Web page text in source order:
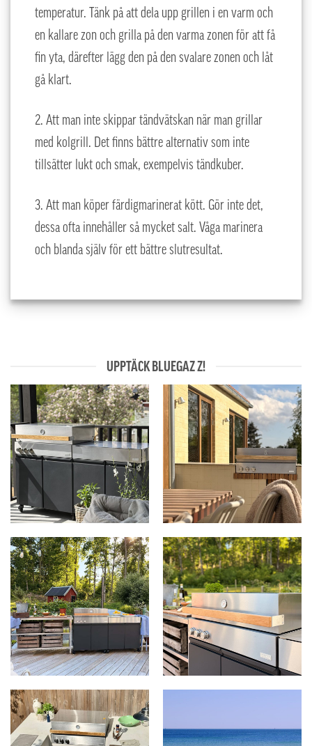
temperatur. Tänk på att dela upp grillen i en varm och
en kallare zon och grilla på den varma zonen för att få
fin yta, därefter lägg den på den svalare zonen och låt
gå klart.
2. Att man inte skippar tändvätskan när man grillar
med kolgrill. Det finns bättre alternativ som inte
tillsätter lukt och smak, exempelvis tändkuber.
3. Att man köper färdigmarinerat kött. Gör inte det,
dessa ofta innehåller så mycket salt. Våga marinera
och blanda själv för ett bättre slutresultat.
UPPTÄCK BLUEGAZ Z!